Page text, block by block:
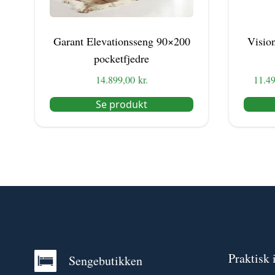
Garant Elevationsseng 90×200
pocketfjedre
14.899,00 kr.
Se produkt
Sengebutikken Praktisk